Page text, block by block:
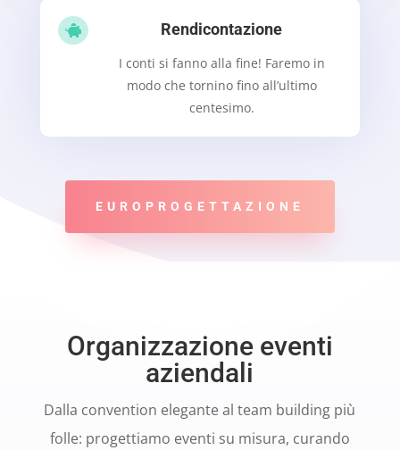
 Rendicontazione
I conti si fanno alla fine! Faremo in
modo che tornino fino all’ultimo
centesimo.
EUROPROGETTAZIONE
Organizzazione eventi
aziendali
Dalla convention elegante al team building più
folle: progettiamo eventi su misura, curando